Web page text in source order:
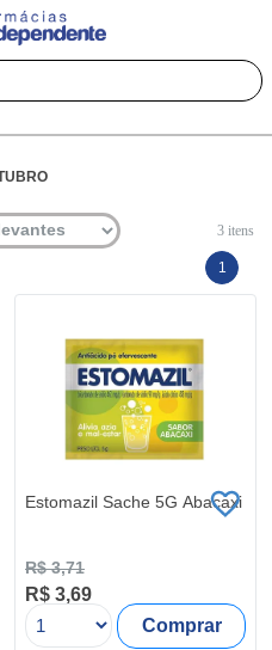
3itens
1
Estomazil Sache 5G Abacaxi
R$ 3,71
R$ 3,69
Comprar